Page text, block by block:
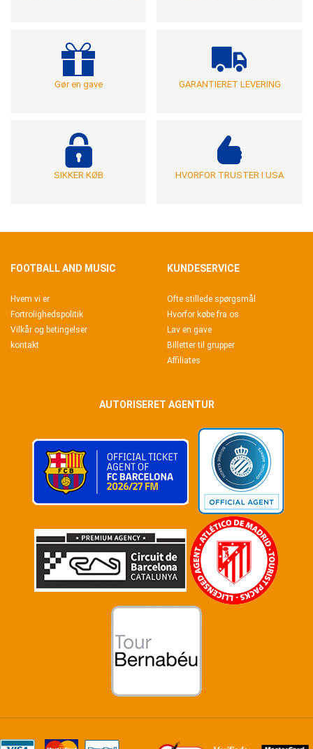
Gør en gave GARANTIERET LEVERING
SIKKER KØB HVORFOR TRUSTER I USA
FOOTBALL AND MUSIC
Hvem vi er
Fortrolighedspolitik
Vilkår og betingelser
kontakt
KUNDESERVICE
Ofte stillede spørgsmål
Hvorfor købe fra os
Lav en gave
Billetter til grupper
Affiliates
AUTORISERET AGENTUR